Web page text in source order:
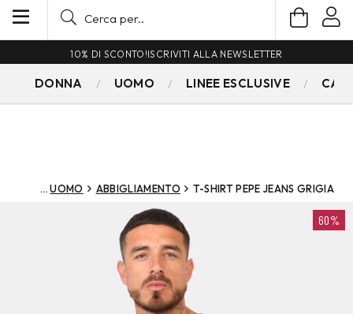
10% DI SCONTO!ISCRIVITI ALLA NEWSLETTER
DONNA UOMO LINEE ESCLUSIVE
UOMO ABBIGLIAMENTO T-SHIRT PEPE JEANS GRIGIA
60%